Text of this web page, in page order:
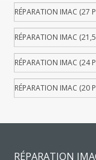
RÉPARATION IMAC (27
RÉPARATION IMAC
RÉPARATION IMAC (24
RÉPARATION IMAC (20
RÉPARATION